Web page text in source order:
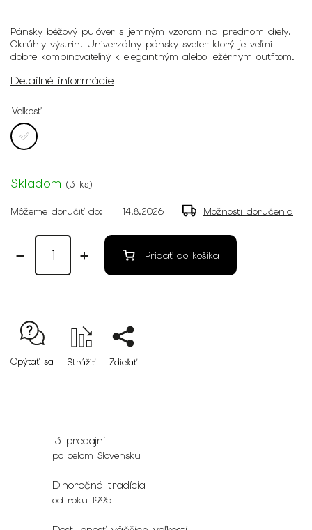
Pánsky béžový pulóver s jemným vzorom na prednom diely.
Okrúhly výstrih. Univerzálny pánsky sveter ktorý je veľmi
dobre kombinovateľný k elegantným alebo ležérnym outfitom.
Detailné informácie
Veľkosť
Skladom (3 ks)
Môžeme doručiť do: 14.8.2026 Možnosti doručenia
Pridať do košíka
Opýtať sa Strážiť Zdieľať
13 predajní
po celom Slovensku
Dlhoročná tradícia
od roku 1995